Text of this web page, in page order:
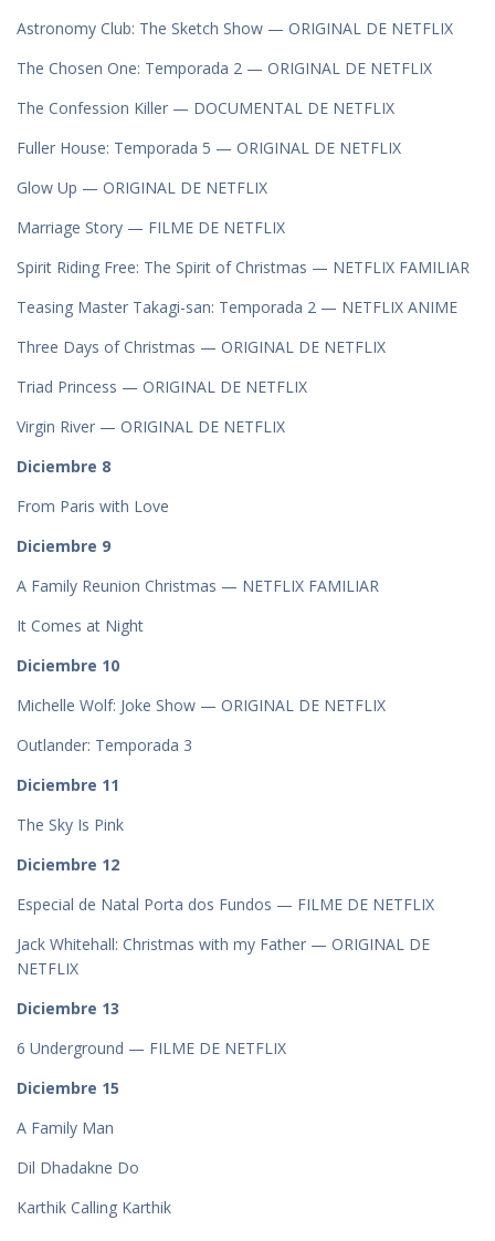
Astronomy Club: The Sketch Show — ORIGINAL DE NETFLIX
The Chosen One: Temporada 2 — ORIGINAL DE NETFLIX
The Confession Killer — DOCUMENTAL DE NETFLIX
Fuller House: Temporada 5 — ORIGINAL DE NETFLIX
Glow Up — ORIGINAL DE NETFLIX
Marriage Story — FILME DE NETFLIX
Spirit Riding Free: The Spirit of Christmas — NETFLIX FAMILIAR
Teasing Master Takagi-san: Temporada 2 — NETFLIX ANIME
Three Days of Christmas — ORIGINAL DE NETFLIX
Triad Princess — ORIGINAL DE NETFLIX
Virgin River — ORIGINAL DE NETFLIX
Diciembre 8
From Paris with Love
Diciembre 9
A Family Reunion Christmas — NETFLIX FAMILIAR
It Comes at Night
Diciembre 10
Michelle Wolf: Joke Show — ORIGINAL DE NETFLIX
Outlander: Temporada 3
Diciembre 11
The Sky Is Pink
Diciembre 12
Especial de Natal Porta dos Fundos — FILME DE NETFLIX
Jack Whitehall: Christmas with my Father — ORIGINAL DE
NETFLIX
Diciembre 13
6 Underground — FILME DE NETFLIX
Diciembre 15
A Family Man
Dil Dhadakne Do
Karthik Calling Karthik